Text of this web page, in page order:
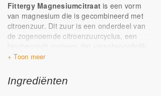
Fittergy Magnesiumcitraat is een vorm
van magnesium die is gecombineerd met
citroenzuur. Dit zuur is een onderdeel van
de zogenoemde citroenzuurcyclus, een
biochemisch systeem dat verantwoordelijk
is voor het merendeel van de
verschillende beschikbare
magnesiumsupplementen wordt
Ingrediënten